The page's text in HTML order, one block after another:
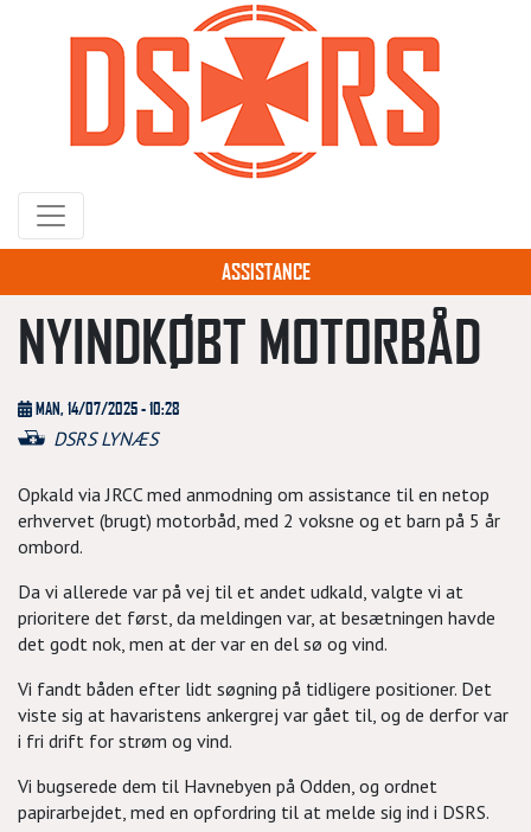
hovedindhold
ASSISTANCE
NYINDKØBT MOTORBÅD
MAN, 14/07/2025 - 10:28
DSRS LYNÆS
Opkald via JRCC med anmodning om assistance til en netop
erhvervet (brugt) motorbåd, med 2 voksne og et barn på 5 år
ombord.
Da vi allerede var på vej til et andet udkald, valgte vi at
prioritere det først, da meldingen var, at besætningen havde
det godt nok, men at der var en del sø og vind.
Vi fandt båden efter lidt søgning på tidligere positioner. Det
viste sig at havaristens ankergrej var gået til, og de derfor var
i fri drift for strøm og vind.
Vi bugserede dem til Havnebyen på Odden, og ordnet
papirarbejdet, med en opfordring til at melde sig ind i DSRS.